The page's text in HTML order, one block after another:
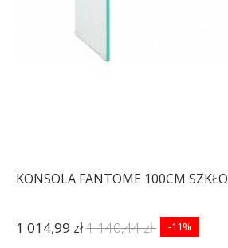
KONSOLA FANTOME 100CM SZKŁO
1 014,99 zł1 140,44 zł -11%